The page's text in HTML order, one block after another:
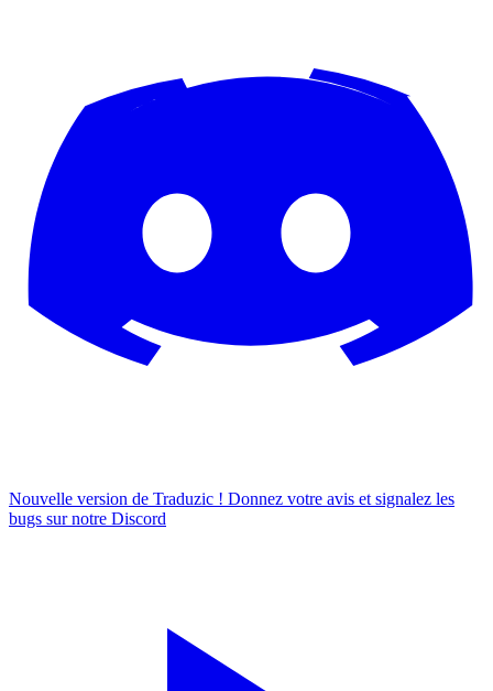
Nouvelle version de Traduzic ! Donnez votre avis et signalez les
bugs sur notre Discord